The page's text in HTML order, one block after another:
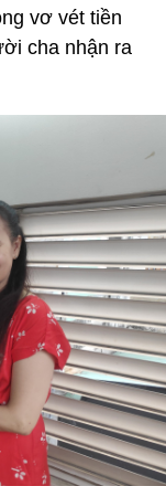
vơ vét tiền
cha nhận ra